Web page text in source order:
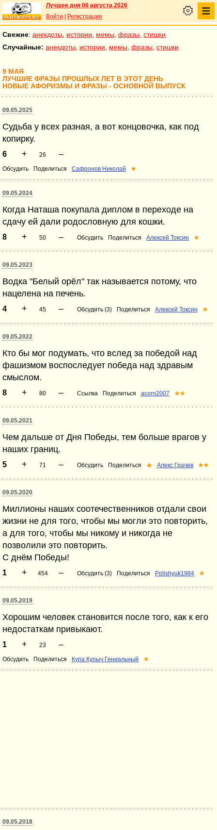
Лучшее дня 06 августа 2026
Войти
Регистрация
Свежие: анекдоты истории мемы фразы стишки
Случайные: анекдоты истории мемы фразы стишки
9 МАЯ
ЛУЧШИЕ ФРАЗЫ ПРОШЛЫХ ЛЕТ В ЭТОТ ДЕНЬ
НОВЫЕ АФОРИЗМЫ И ФРАЗЫ - ОСНОВНОЙ ВЫПУСК
09.05.2025
Судьба у всех разная, а вот концовочка, как под
копирку.
6 + 26 –
Обсудить Поделиться Сафронов Николай ★
09.05.2024
Когда Наташа покупала диплом в переходе на
сдачу ей дали родословную для кошки.
8 + 50 – Обсудить Поделиться Алексей Токсин ★
09.05.2023
Водка "Белый орёл" так называется потому, что
нацелена на печень.
4 + 45 – Обсудить (3) Поделиться Алексей Токсин ★
09.05.2022
Кто бы мог подумать, что вслед за победой над
фашизмом воспоследует победа над здравым
смыслом.
8 + 80 – Ссылка Поделиться acorn2007 ★★
09.05.2021
Чем дальше от Дня Победы, тем больше врагов у
наших границ.
5 + 71 – Обсудить Поделиться 🔥 Алекс Грачев ★★
09.05.2020
Миллионы наших соотечественников отдали свои
жизни не для того, чтобы мы могли это повторить,
а для того, чтобы мы никому и никогда не
позволили это повторить.
С днём Победы!
1 + 454 – Обсудить (3) Поделиться Polishyuk1984 ★
09.05.2019
Хорошим человек становится после того, как к его
недостаткам привыкают.
1 + 23 –
Обсудить Поделиться Купа Купыч Гениальный ★
09.05.2018